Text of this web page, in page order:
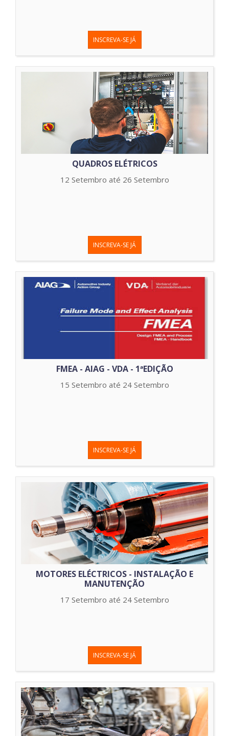
INSCREVA-SE JÁ
QUADROS ELÉTRICOS
12 Setembro até 26 Setembro
INSCREVA-SE JÁ
FMEA - AIAG - VDA - 1ªEDIÇÃO
15 Setembro até 24 Setembro
INSCREVA-SE JÁ
MOTORES ELÉCTRICOS - INSTALAÇÃO E
MANUTENÇÃO
17 Setembro até 24 Setembro
INSCREVA-SE JÁ